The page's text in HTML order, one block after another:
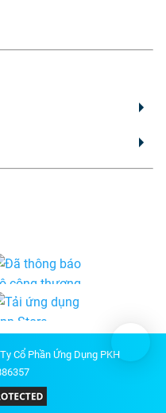
Cổ Phần Ứng Dụng PKH